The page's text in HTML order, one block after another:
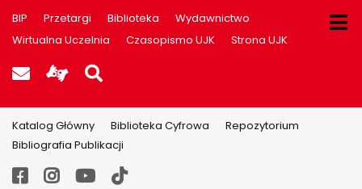
BIP Przetargi Biblioteka
Wydawnictwo
Wirtualna Uczelnia
Czasopismo UJK Strona UJK
Poczta UJK
Informacje dla użytkowników
Szukaj na stronie
Katalog Główny Biblioteka Cyfrowa
Repozytorium
Bibliografia Publikacji
Facebook
Instagram
YouTube
TikTok